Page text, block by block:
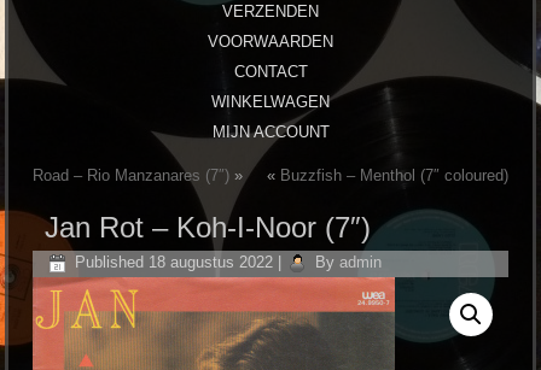
VERZENDEN
VOORWAARDEN
CONTACT
WINKELWAGEN
MIJN ACCOUNT
Road ‎– Rio Manzanares (7″) » « Buzzfish ‎– Menthol (7″ coloured)
Jan Rot ‎– Koh-I-Noor (7″)
Published 18 augustus 2022 By admin